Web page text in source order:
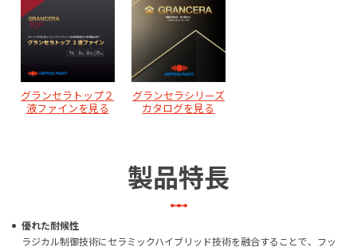
グランセラトップ２
液ファインを見る
グランセラシリーズ
カタログを見る
製品特長
優れた耐候性
ラジカル制御技術にセラミックハイブリッド技術を融合することで、フッ